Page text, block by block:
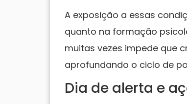
A exposição a essas
quanto na formação
muitas vezes impede que
aprofundando o ciclo de
Dia de alerta e